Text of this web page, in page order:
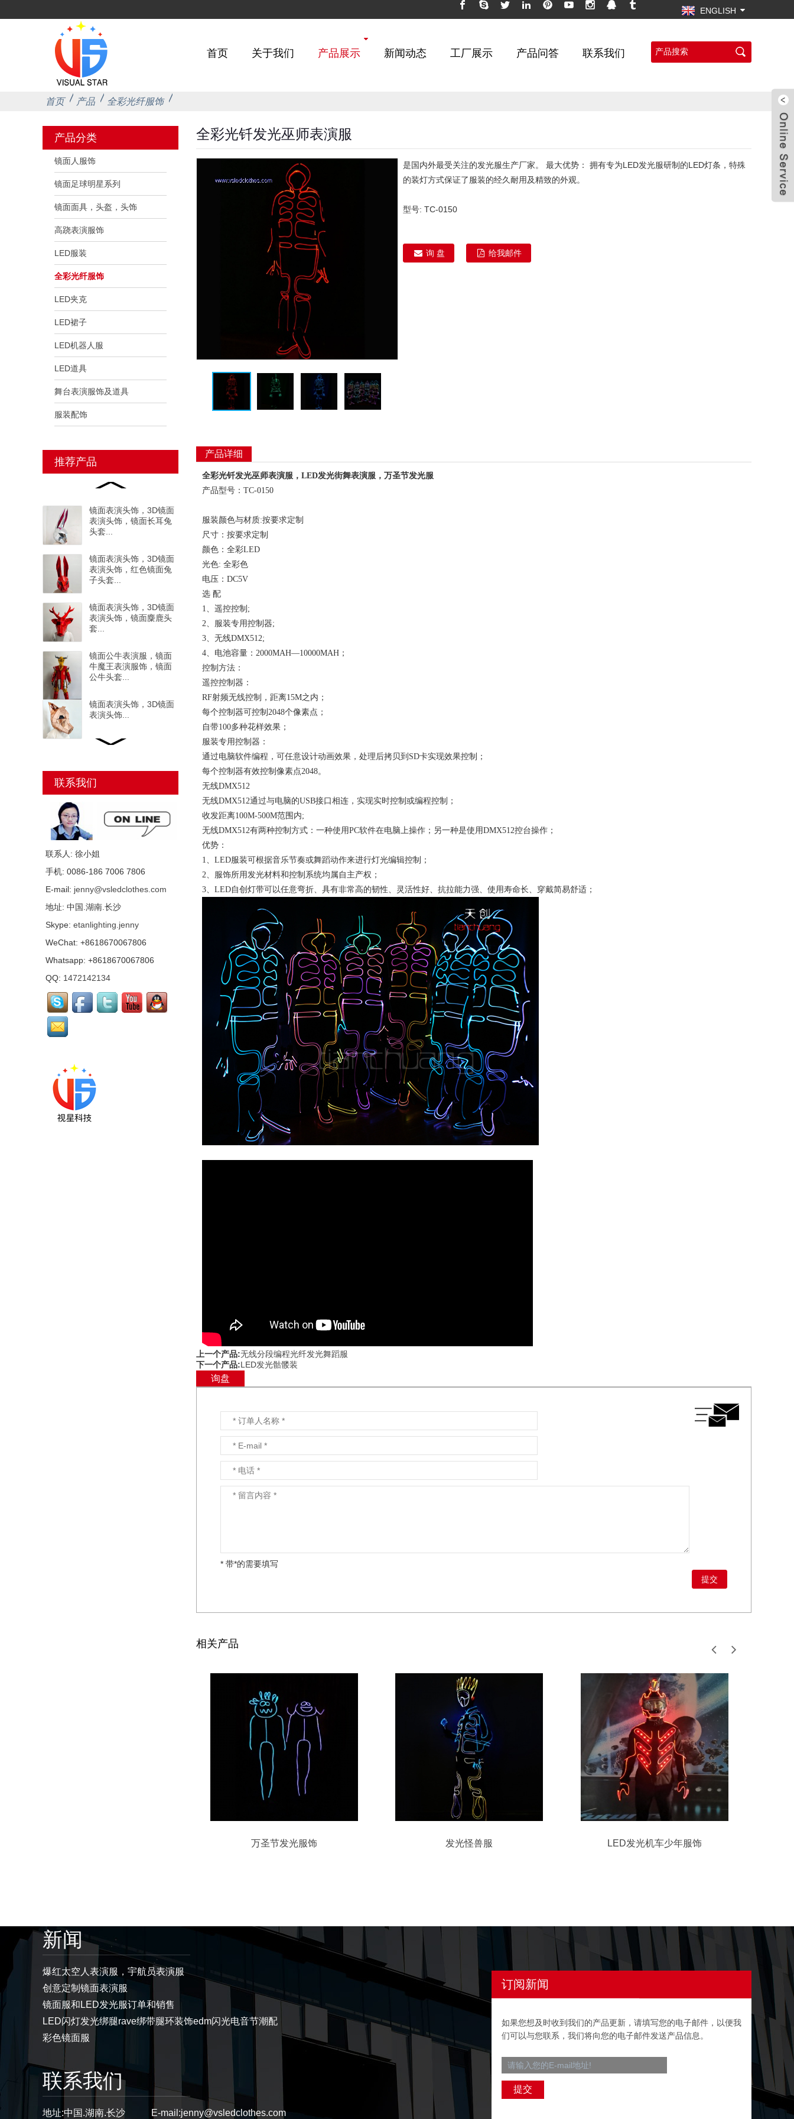
ENGLISH
首页 关于我们 产品展示 新闻动态 工厂展示 产品问答 联系我们
首页 产品 全彩光纤服饰
产品分类
镜面人服饰
镜面足球明星系列
镜面面具，头盔，头饰
高跷表演服饰
LED服装
全彩光纤服饰
LED夹克
LED裙子
LED机器人服
LED道具
舞台表演服饰及道具
服装配饰
推荐产品
镜面表演头饰，3D镜面
表演头饰，镜面长耳兔
头套...
镜面表演头饰，3D镜面
表演头饰，红色镜面兔
子头套...
镜面表演头饰，3D镜面
表演头饰，镜面麋鹿头
套...
镜面公牛表演服，镜面
牛魔王表演服饰，镜面
公牛头套...
镜面表演头饰，3D镜面
表演头饰...
表演服, 镜面表演服，
镜面头饰，圣诞精灵，
圣诞精灵服饰...
面人，反光表演服，高
端镜面服，镜面人服饰
厂家...
镜面黑猫服饰，镜面表
演服，反光镜面服, 镜面
女孩表演服...
粉色镜面火烈鸟表演
服...
LED镜面圣诞老人...
专业高品质LED发光服
饰，高端镜面演出服
饰，LED发光道具，舞
台道具供应商...
联系我们
联系人: 徐小姐
手机: 0086-186 7006 7806
E-mail: jenny@vsledclothes.com
地址: 中国.湖南.长沙
Skype: etanlighting.jenny
WeChat: +8618670067806
Whatsapp: +8618670067806
QQ: 1472142134
全彩光钎发光巫师表演服
是国内外最受关注的发光服生产厂家。 最大优势： 拥有专为LED发光服研制的LED灯条，特殊
的装灯方式保证了服装的经久耐用及精致的外观。
型号: TC-0150
询 盘 给我邮件
产品详细
全彩光钎发光巫师表演服，LED发光街舞表演服，万圣节发光服
产品型号：TC-0150
服装颜色与材质:按要求定制
尺寸：按要求定制
颜色：全彩LED
光色: 全彩色
电压：DC5V
选 配
1、遥控控制;
2、服装专用控制器;
3、无线DMX512;
4、电池容量：2000MAH—10000MAH；
控制方法：
遥控控制器：
RF射频无线控制，距离15M之内；
每个控制器可控制2048个像素点；
自带100多种花样效果；
服装专用控制器：
通过电脑软件编程，可任意设计动画效果，处理后拷贝到SD卡实现效果控制；
每个控制器有效控制像素点2048。
无线DMX512
无线DMX512通过与电脑的USB接口相连，实现实时控制或编程控制；
收发距离100M-500M范围内;
无线DMX512有两种控制方式：一种使用PC软件在电脑上操作；另一种是使用DMX512控台操作；
优势：
1、LED服装可根据音乐节奏或舞蹈动作来进行灯光编辑控制；
2、服饰所用发光材料和控制系统均属自主产权；
3、LED自创灯带可以任意弯折、具有非常高的韧性、灵活性好、抗拉能力强、使用寿命长、穿戴简易舒适；
上一个产品:无线分段编程光纤发光舞蹈服
下一个产品:LED发光骷髅装
询盘
* 带*的需要填写
相关产品
万圣节发光服饰 发光怪兽服 LED发光机车少年服饰
新闻
爆红太空人表演服，宇航员表演服
创意定制镜面表演服
镜面服和LED发光服订单和销售
LED闪灯发光绑腿rave绑带腿环装饰edm闪光电音节潮配
彩色镜面服
联系我们
地址:中国.湖南.长沙 E-mail:jenny@vsledclothes.com
订阅新闻
如果您想及时收到我们的产品更新，请填写您的电子邮件，以便我
们可以与您联系，我们将向您的电子邮件发送产品信息。